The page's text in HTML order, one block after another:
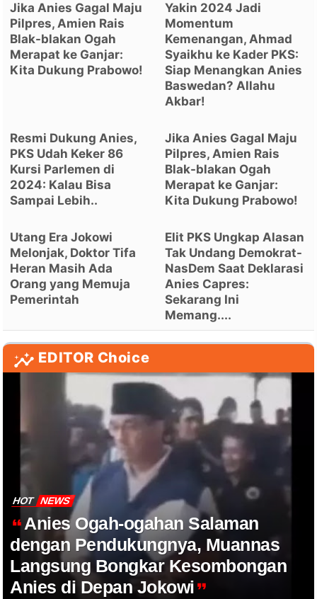
Jika Anies Gagal Maju
Pilpres, Amien Rais
Blak-blakan Ogah
Merapat ke Ganjar:
Kita Dukung Prabowo!
Yakin 2024 Jadi
Momentum
Kemenangan, Ahmad
Syaikhu ke Kader PKS:
Siap Menangkan Anies
Baswedan? Allahu
Akbar!
Resmi Dukung Anies,
PKS Udah Keker 86
Kursi Parlemen di
2024: Kalau Bisa
Sampai Lebih..
Jika Anies Gagal Maju
Pilpres, Amien Rais
Blak-blakan Ogah
Merapat ke Ganjar:
Kita Dukung Prabowo!
Utang Era Jokowi
Melonjak, Doktor Tifa
Heran Masih Ada
Orang yang Memuja
Pemerintah
Elit PKS Ungkap Alasan
Tak Undang Demokrat-
NasDem Saat Deklarasi
Anies Capres:
Sekarang Ini
Memang....
EDITOR Choice
HOT NEWS
Anies Ogah-ogahan Salaman
dengan Pendukungnya, Muannas
Langsung Bongkar Kesombongan
Anies di Depan Jokowi